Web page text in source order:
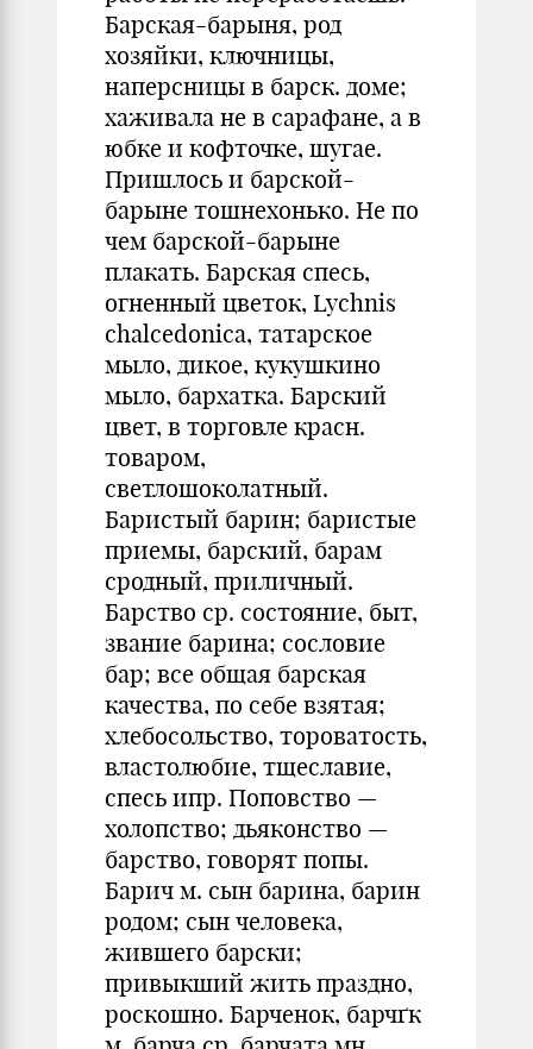
Барская-барыня, род
хозяйки, ключницы,
наперсницы в барск. доме;
хаживала не в сарафане, а в
юбке и кофточке, шугае.
Пришлось и барской-
барыне тошнехонько. Не по
чем барской-барыне
плакать. Барская спесь,
огненный цветок, Lychnis
chalcedonica, татарское
мыло, дикое, кукушкино
мыло, бархатка. Барский
цвет, в торговле красн.
товаром,
светлошоколатный.
Баристый барин; баристые
приемы, барский, барам
сродный, приличный.
Барство ср. состояние, быт,
звание барина; сословие
бар; все общая барская
качества, по себе взятая;
хлебосольство, тороватость,
властолюбие, тщеславие,
спесь ипр. Поповство —
холопство; дьяконство —
барство, говорят попы.
Барич м. сын барина, барин
родом; сын человека,
жившего барски;
привыкший жить праздно,
роскошно. Барченок, барчґк